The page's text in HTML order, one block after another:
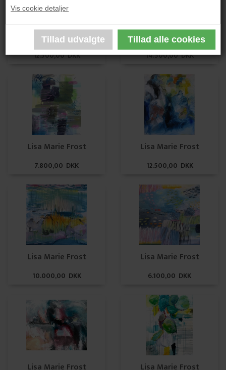
Vis cookie detaljer
Lisa Marie Frost
12.500,00 DKK
Lisa Marie Frost
14.500,00 DKK
Lisa Marie Frost
7.800,00 DKK
Lisa Marie Frost
12.500,00 DKK
Lisa Marie Frost
10.000,00 DKK
Lisa Marie Frost
6.100,00 DKK
Lisa Marie Frost Lisa Marie Frost